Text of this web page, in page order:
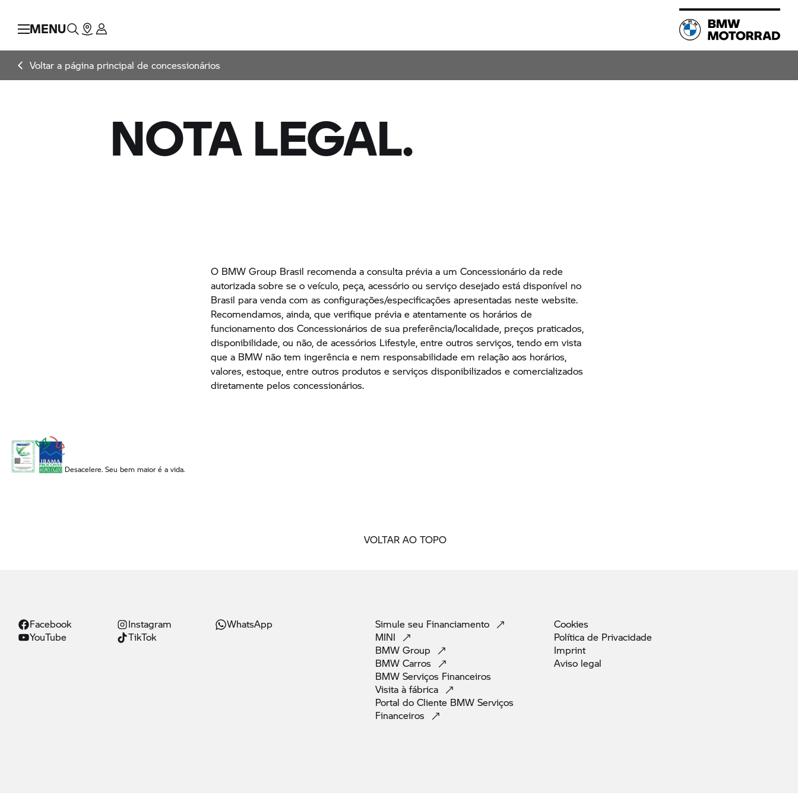
MENU
Voltar a página principal de concessionários
NOTA LEGAL.
O BMW Group Brasil recomenda a consulta prévia a um Concessionário da rede
autorizada sobre se o veículo, peça, acessório ou serviço desejado está disponível no
Brasil para venda com as configurações/especificações apresentadas neste website.
Recomendamos, ainda, que verifique prévia e atentamente os horários de
funcionamento dos Concessionários de sua preferência/localidade, preços praticados,
disponibilidade, ou não, de acessórios Lifestyle, entre outros serviços, tendo em vista
que a BMW não tem ingerência e nem responsabilidade em relação aos horários,
valores, estoque, entre outros produtos e serviços disponibilizados e comercializados
diretamente pelos concessionários.
Desacelere. Seu bem maior é a vida.
VOLTAR AO TOPO
Facebook Instagram
WhatsApp
YouTube
TikTok
Simule seu Financiamento
MINI
BMW Group
BMW Carros
BMW Serviços Financeiros
Visita à fábrica
Portal do Cliente BMW Serviços
Financeiros
Cookies
Política de Privacidade
Imprint
Aviso legal